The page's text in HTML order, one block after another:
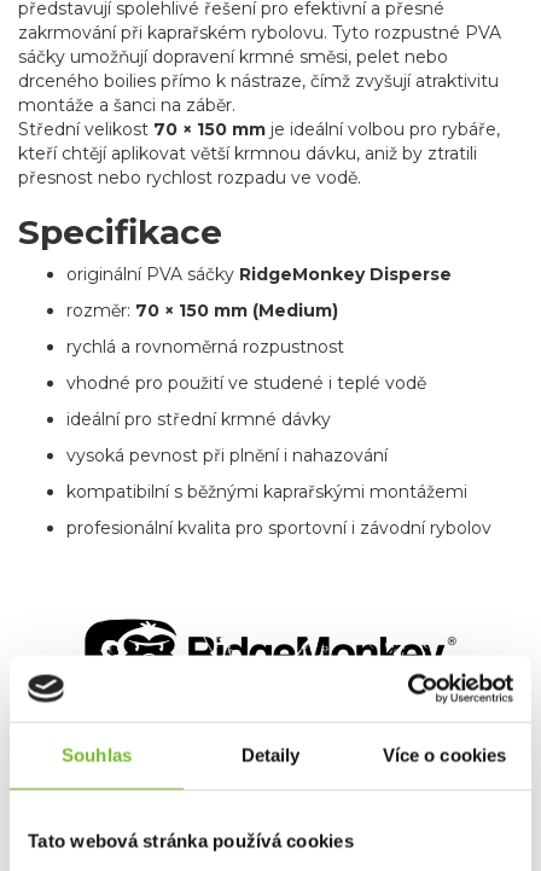
Souhlas Detaily Více o cookies
Tato webová stránka používá cookies
představují spolehlivé řešení pro efektivní a přesné
zakrmování při kaprařském rybolovu. Tyto rozpustné PVA
sáčky umožňují dopravení krmné směsi, pelet nebo
drceného boilies přímo k nástraze, čímž zvyšují atraktivitu
montáže a šanci na záběr.
Střední velikost 70 × 150 mm je ideální volbou pro rybáře,
kteří chtějí aplikovat větší krmnou dávku, aniž by ztratili
přesnost nebo rychlost rozpadu ve vodě.
Specifikace
originální PVA sáčky RidgeMonkey Disperse
rozměr: 70 × 150 mm (Medium)
rychlá a rovnoměrná rozpustnost
vhodné pro použití ve studené i teplé vodě
ideální pro střední krmné dávky
vysoká pevnost při plnění i nahazování
kompatibilní s běžnými kaprařskými montážemi
profesionální kvalita pro sportovní i závodní rybolov
O ZNAČCE RidgeMonkey
SpolečnostRidgeMonkey® vznikla začátkem roku
jako skupina rybářů a milovníků outdooru, kteří chtěli